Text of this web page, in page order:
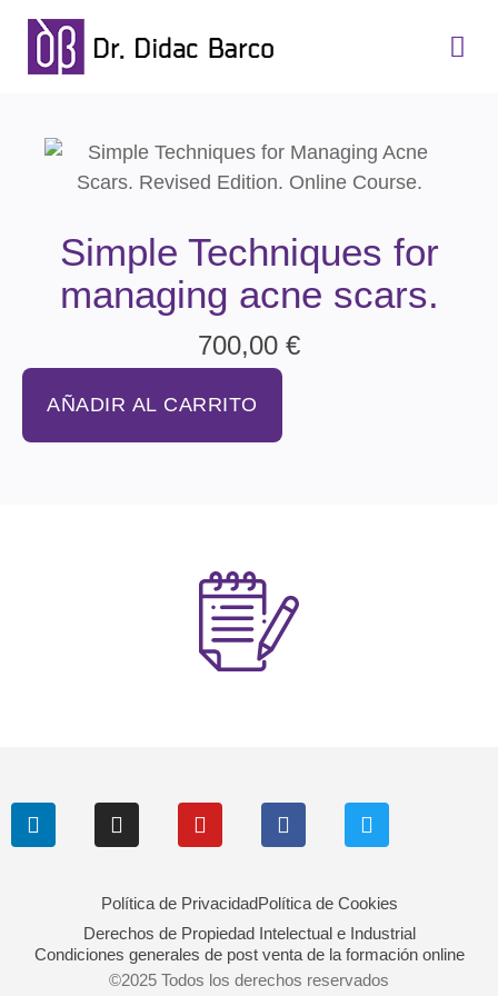
Simple Techniques for
managing acne scars.
700,00 €
AÑADIR AL CARRITO
Política de PrivacidadPolítica de Cookies
Derechos de Propiedad Intelectual e Industrial
Condiciones generales de post venta de la formación online
©2025 Todos los derechos reservados